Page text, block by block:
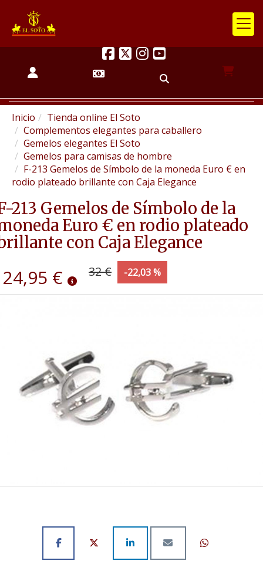
Inicio
Tienda online El Soto
Complementos elegantes para caballero
Gemelos elegantes El Soto
Gemelos para camisas de hombre
F-213 Gemelos de Símbolo de la moneda Euro € en
rodio plateado brillante con Caja Elegance
213 Gemelos de Símbolo de la
Euro € en rodio plateado
con Caja Elegance
24,95 € 32 € -22,03 %